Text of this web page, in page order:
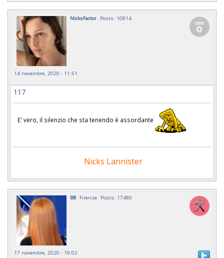
NicksFactor Posts: 10814
14 novembre, 2020 - 11:51
117
E' vero, il silenzio che sta tenendo è assordante
Nicks Lannister
BB Firenze Posts: 17480
17 novembre, 2020 - 19:02